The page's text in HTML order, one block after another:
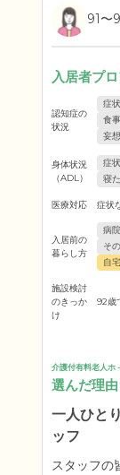
91〜
入居者プ
認知症の
状況
症
食
妄想
身体状況
（ADL）
症
寝
医療対応 症状
入居前の
暮らし方
病
そ
自
施設検討
のきっか
け
92歳
介護付有料老人ホ
選んだ理由
一人ひと
ッフ
スタッフの